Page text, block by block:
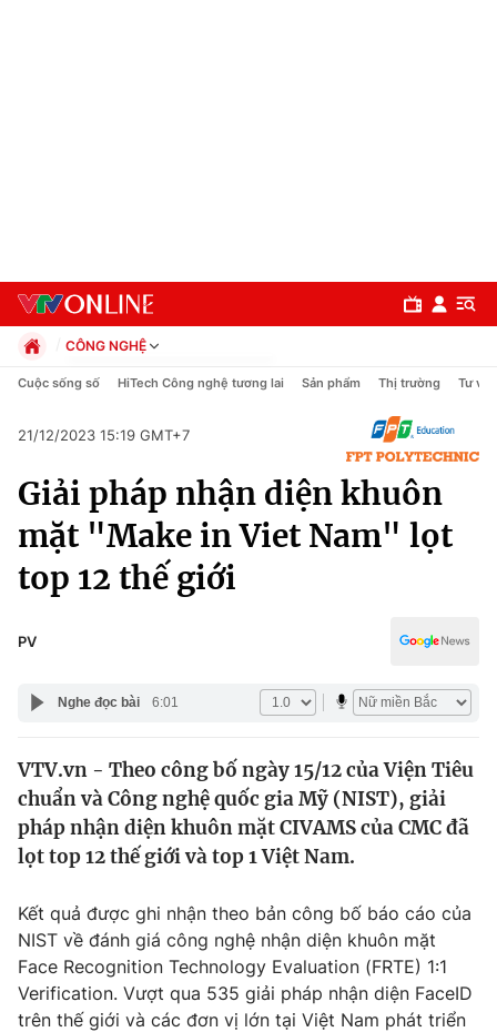
Chính trị
Xã hội
Pháp luật
Y tế
Thế giới
Tin tức
Thế giới đó đây
Kinh tế
Tài chính
Thị trường
Góc doanh nghiệp
Truyền hình
Phim VTV
Giải trí
CÔNG NGHỆ
Chính trị
Pháp luật
Thể thao
Truyền hình
Văn hóa - Giải trí
Y tế
Cuộc sống số HiTech Công nghệ tương lai Sản phẩm Thị trường Tư vấn
21/12/2023 15:19 GMT+7
Giải pháp nhận diện khuôn
mặt "Make in Viet Nam" lọt
top 12 thế giới
PV
Nghe đọc bài 6:01
VTV.vn - Theo công bố ngày 15/12 của Viện Tiêu
chuẩn và Công nghệ quốc gia Mỹ (NIST), giải
pháp nhận diện khuôn mặt CIVAMS của CMC đã
lọt top 12 thế giới và top 1 Việt Nam.
Kết quả được ghi nhận theo bản công bố báo cáo của
NIST về đánh giá công nghệ nhận diện khuôn mặt
Face Recognition Technology Evaluation (FRTE) 1:1
Verification. Vượt qua 535 giải pháp nhận diện FaceID
trên thế giới và các đơn vị lớn tại Việt Nam phát triển